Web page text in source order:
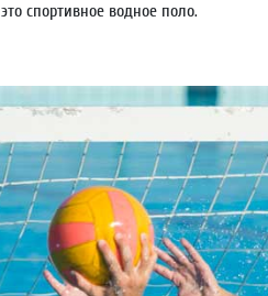
спортивное водное поло.